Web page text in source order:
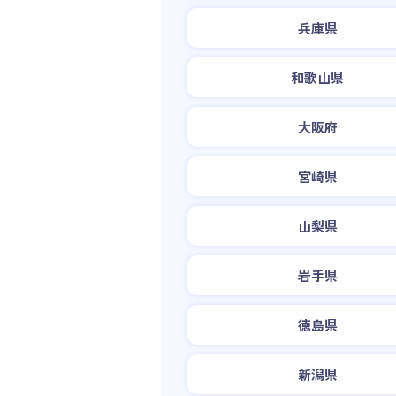
兵庫県
和歌山県
大阪府
宮崎県
山梨県
岩手県
徳島県
新潟県